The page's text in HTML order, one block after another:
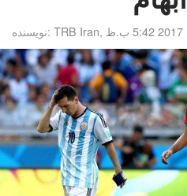
نویسنده:TRB Iran,